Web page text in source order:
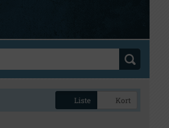
Liste Kort